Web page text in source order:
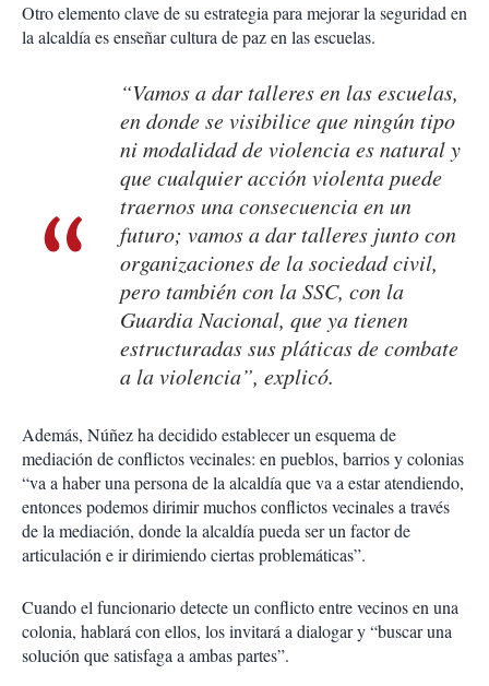
Otro elemento clave de su estrategia para mejorar la seguridad en
la alcaldía es enseñar cultura de paz en las escuelas.
“Vamos a dar talleres en las escuelas,
en donde se visibilice que ningún tipo
ni modalidad de violencia es natural y
que cualquier acción violenta puede
traernos una consecuencia en un
futuro; vamos a dar talleres junto con
organizaciones de la sociedad civil,
pero también con la SSC, con la
Guardia Nacional, que ya tienen
estructuradas sus pláticas de combate
a la violencia”, explicó.
Además, Núñez ha decidido establecer un esquema de
mediación de conflictos vecinales: en pueblos, barrios y colonias
“va a haber una persona de la alcaldía que va a estar atendiendo,
entonces podemos dirimir muchos conflictos vecinales a través
de la mediación, donde la alcaldía pueda ser un factor de
articulación e ir dirimiendo ciertas problemáticas”.
Cuando el funcionario detecte un conflicto entre vecinos en una
colonia, hablará con ellos, los invitará a dialogar y “buscar una
solución que satisfaga a ambas partes”.